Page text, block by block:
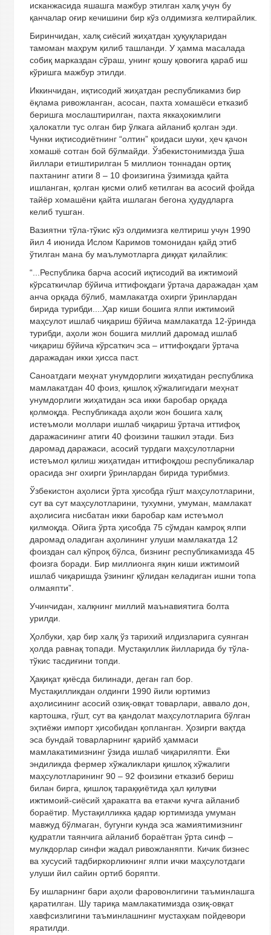
исканжасида яшашга мажбур этилган халқ учун бу
қанчалар оғир кечишини бир кўз олдимизга келтирайлик.
Биринчидан, халқ сиёсий жиҳатдан ҳуқуқларидан
тамоман маҳрум қилиб ташланди. У ҳамма масалада
собиқ марказдан сўраш, унинг қошу қовоғига қараб иш
кўришга мажбур этилди.
Иккинчидан, иқтисодий жиҳатдан республикамиз бир
ёқлама ривожланган, асосан, пахта хомашёси етказиб
беришга мослаштирилган, пахта яккаҳокимлиги
ҳалокатли тус олган бир ўлкага айланиб қолган эди.
Чунки иқтисодиётнинг “олтин” қоидаси шуки, ҳеч қачон
хомашё сотган бой бўлмайди. Ўзбекистонимизда ўша
йиллари етиштирилган 5 миллион тоннадан ортиқ
пахтанинг атиги 8 – 10 фоизигина ўзимизда қайта
ишланган, қолган қисми олиб кетилган ва асосий фойда
тайёр хомашёни қайта ишлаган бегона ҳудудларга
келиб тушган.
Вазиятни тўла-тўкис кўз олдимизга келтириш учун 1990
йил 4 июнида Ислом Каримов томонидан қайд этиб
ўтилган мана бу маълумотларга диққат қилайлик:
“...Республика барча асосий иқтисодий ва ижтимоий
кўрсаткичлар бўйича иттифоқдаги ўртача даражадан ҳам
анча орқада бўлиб, мамлакатда охирги ўринлардан
бирида турибди....Ҳар киши бошига ялпи ижтимоий
маҳсулот ишлаб чиқариш бўйича мамлакатда 12-ўринда
турибди, аҳоли жон бошига миллий даромад ишлаб
чиқариш бўйича кўрсаткич эса – иттифоқдаги ўртача
даражадан икки ҳисса паст.
Саноатдаги меҳнат унумдорлиги жиҳатидан республика
мамлакатдан 40 фоиз, қишлоқ хўжалигидаги меҳнат
унумдорлиги жиҳатидан эса икки баробар орқада
қолмоқда. Республикада аҳоли жон бошига халқ
истеъмоли моллари ишлаб чиқариш ўртача иттифоқ
даражасининг атиги 40 фоизини ташкил этади. Биз
даромад даражаси, асосий турдаги маҳсулотларни
истеъмол қилиш жиҳатидан иттифоқдош республикалар
орасида энг охирги ўринлардан бирида турибмиз.
Ўзбекистон аҳолиси ўрта ҳисобда гўшт маҳсулотларини,
сут ва сут маҳсулотларини, тухумни, умуман, мамлакат
аҳолисига нисбатан икки баробар кам истеъмол
қилмоқда. Ойига ўрта ҳисобда 75 сўмдан камроқ ялпи
даромад оладиган аҳолининг улуши мамлакатда 12
фоиздан сал кўпроқ бўлса, бизнинг республикамизда 45
фоизга боради. Бир миллионга яқин киши ижтимоий
ишлаб чиқаришда ўзининг қўлидан келадиган ишни топа
олмаяпти”.
Учинчидан, халқнинг миллий маънавиятига болта
урилди.
Ҳолбуки, ҳар бир халқ ўз тарихий илдизларига суянган
ҳолда равнақ топади. Мустақиллик йилларида бу тўла-
тўкис тасдиғини топди.
Ҳақиқат қиёсда билинади, деган гап бор.
Мустақилликдан олдинги 1990 йили юртимиз
аҳолисининг асосий озиқ-овқат товарлари, аввало дон,
картошка, гўшт, сут ва қандолат маҳсулотларига бўлган
эҳтиёжи импорт ҳисобидан қопланган. Ҳозирги вақтда
эса бундай товарларнинг қарийб ҳаммаси
мамлакатимизнинг ўзида ишлаб чиқариляпти. Ёки
эндиликда фермер хўжаликлари қишлоқ хўжалиги
маҳсулотларининг 90 – 92 фоизини етказиб бериш
билан бирга, қишлоқ тараққиётида ҳал қилувчи
ижтимоий-сиёсий ҳаракатга ва етакчи кучга айланиб
бораётир. Мустақилликка қадар юртимизда умуман
мавжуд бўлмаган, бугунги кунда эса жамиятимизнинг
қудратли таянчига айланиб бораётган ўрта синф –
мулкдорлар синфи жадал ривожланяпти. Кичик бизнес
ва хусусий тадбиркорликнинг ялпи ички маҳсулотдаги
улуши йил сайин ортиб боряпти.
Бу ишларнинг бари аҳоли фаровонлигини таъминлашга
қаратилган. Шу тариқа мамлакатимизда озиқ-овқат
хавфсизлигини таъминлашнинг мустаҳкам пойдевори
яратилди.